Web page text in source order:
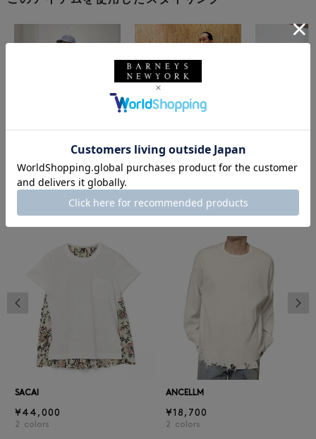
同じカテゴリのアイテム
SACAI
¥44,000
2 colors
ANCELLM
¥18,700
2 colors
前の画像